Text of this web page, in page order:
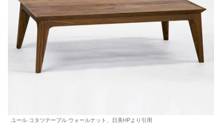
ユール コタツテーブル ウォールナット、日美HPより引用